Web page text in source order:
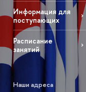
Информация для
поступающих
Расписание
занятий
Наши адреса